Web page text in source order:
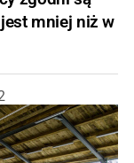
mniej niż w